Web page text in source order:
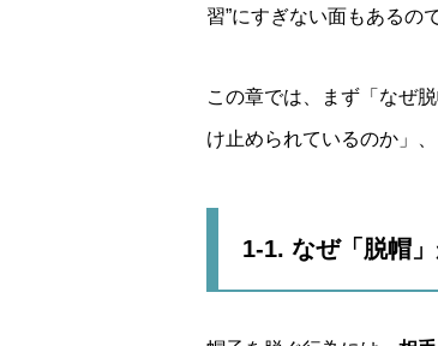
習”にすぎない面もあるの
この章では、まず「なぜ
け止められているのか」
1-1. なぜ「脱帽